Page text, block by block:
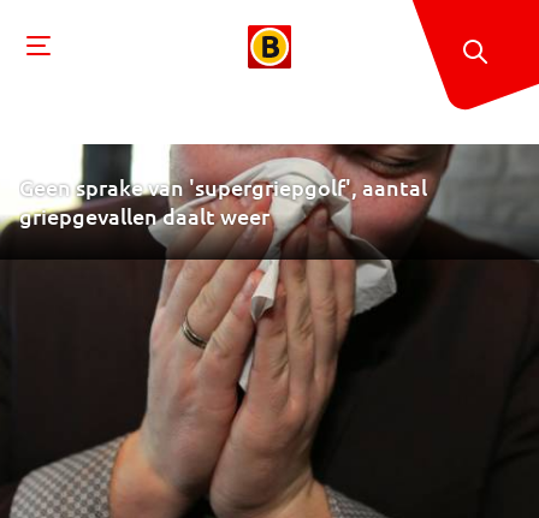
Geen sprake van 'supergriepgolf', aantal
griepgevallen daalt weer